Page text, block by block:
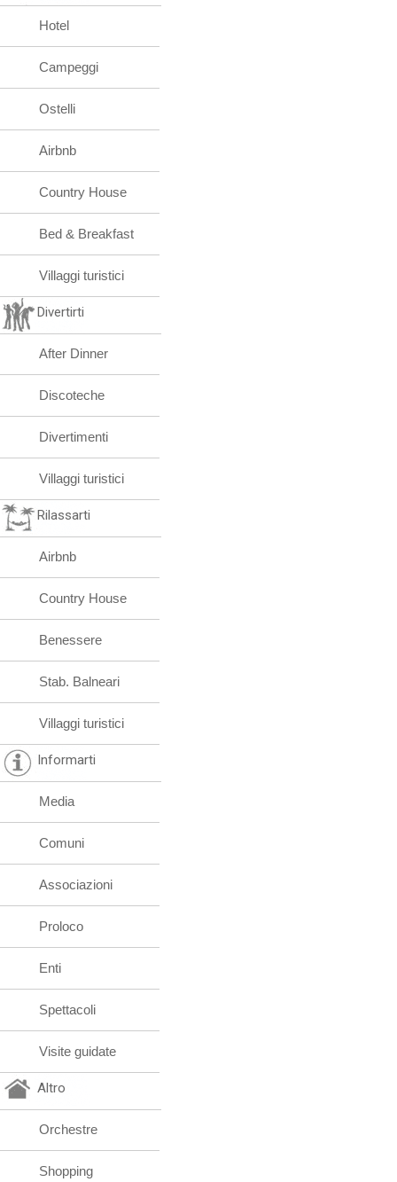
Hotel
Campeggi
Ostelli
Airbnb
Country House
Bed & Breakfast
Villaggi turistici
Divertirti
After Dinner
Discoteche
Divertimenti
Villaggi turistici
Rilassarti
Airbnb
Country House
Benessere
Stab. Balneari
Villaggi turistici
Informarti
Media
Comuni
Associazioni
Proloco
Enti
Spettacoli
Visite guidate
Altro
Orchestre
Shopping